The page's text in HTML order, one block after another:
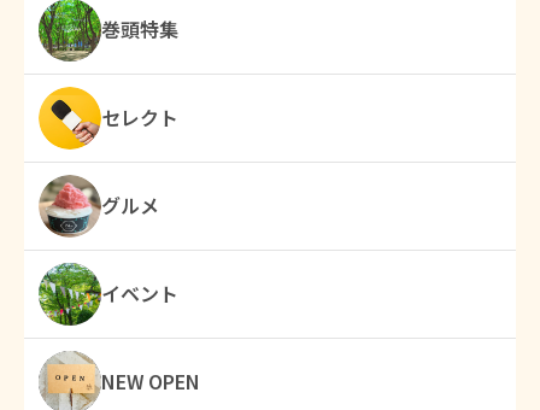
巻頭特集
セレクト
グルメ
イベント
NEW OPEN